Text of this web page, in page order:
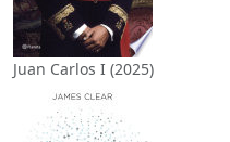
Juan Carlos I (2025)